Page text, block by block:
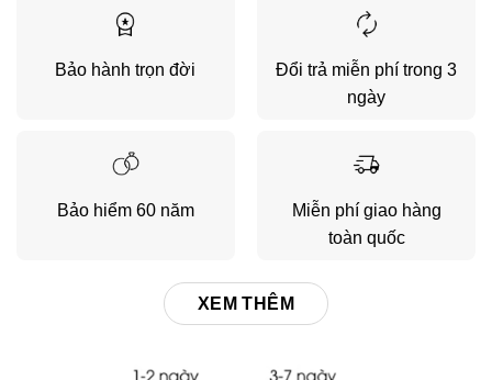
Bảo hành trọn đời
Đổi trả miễn phí trong 3
ngày
Bảo hiểm 60 năm
Miễn phí giao hàng
toàn quốc
XEM THÊM